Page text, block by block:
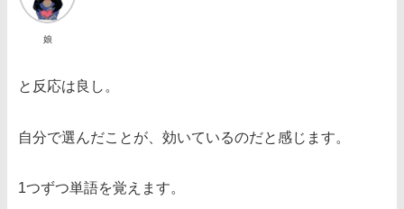
娘
と反応は良し。
自分で選んだことが、効いているのだと感じます。
1つずつ単語を覚えます。